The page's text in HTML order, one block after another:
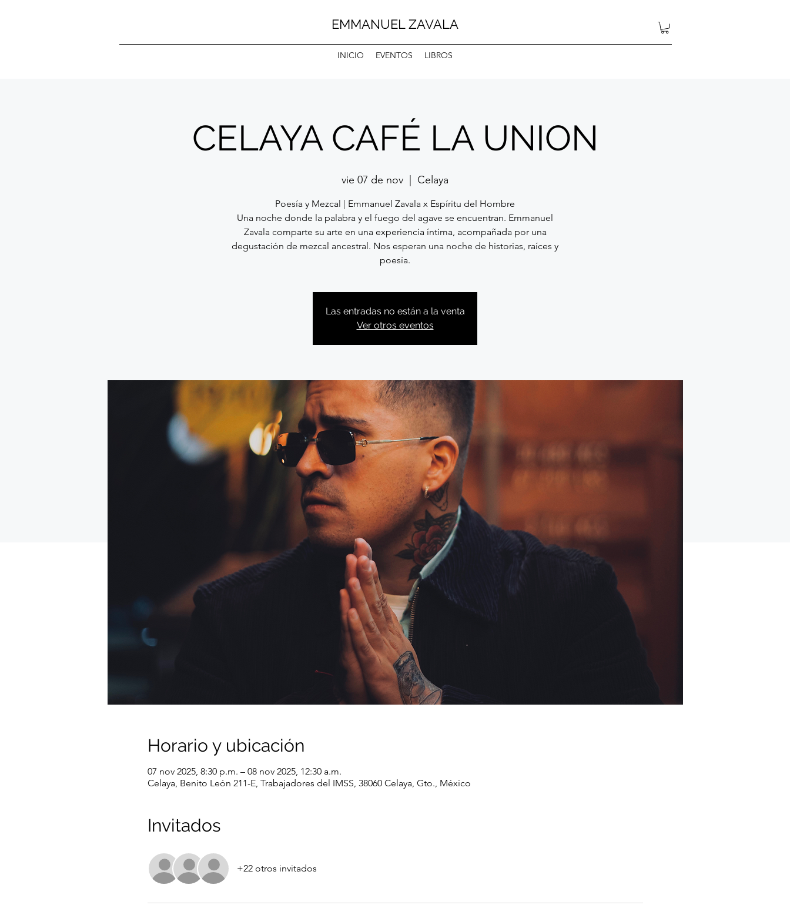
EMMANUEL ZAVALA
INICIO EVENTOS LIBROS
CELAYA CAFÉ LA UNION
vie 07 de nov Celaya
Poesía y Mezcal | Emmanuel Zavala x Espíritu del Hombre
Una noche donde la palabra y el fuego del agave se encuentran. Emmanuel
Zavala comparte su arte en una experiencia íntima, acompañada por una
degustación de mezcal ancestral. Nos esperan una noche de historias, raíces y
poesía.
Las entradas no están a la venta
Ver otros eventos
Horario y ubicación
07 nov 2025, 8:30 p.m. – 08 nov 2025, 12:30 a.m.
Celaya, Benito León 211-E, Trabajadores del IMSS, 38060 Celaya, Gto., México
Invitados
+22 otros invitados